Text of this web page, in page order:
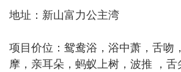
地址：新山富力公主湾
项目价位：鸳鸯浴，浴中萧，舌吻
摩，亲耳朵，蚂蚁上树，波推 ，